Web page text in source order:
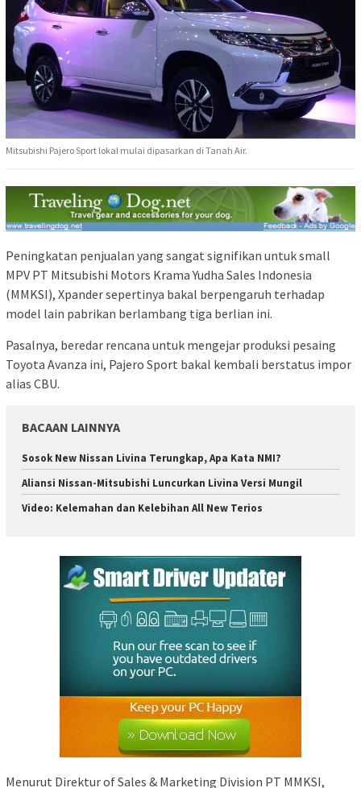
Mitsubishi Pajero Sport lokal mulai dipasarkan di Tanah Air.
Peningkatan penjualan yang sangat signifikan untuk small
MPV PT Mitsubishi Motors Krama Yudha Sales Indonesia
(MMKSI), Xpander sepertinya bakal berpengaruh terhadap
model lain pabrikan berlambang tiga berlian ini.
Pasalnya, beredar rencana untuk mengejar produksi pesaing
Toyota Avanza ini, Pajero Sport bakal kembali berstatus impor
alias CBU.
BACAAN LAINNYA
Sosok New Nissan Livina Terungkap, Apa Kata NMI?
Aliansi Nissan-Mitsubishi Luncurkan Livina Versi Mungil
Video: Kelemahan dan Kelebihan All New Terios
Menurut Direktur of Sales & Marketing Division PT MMKSI,